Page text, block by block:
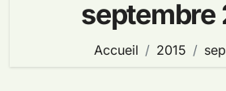
septembre
Accueil 2015